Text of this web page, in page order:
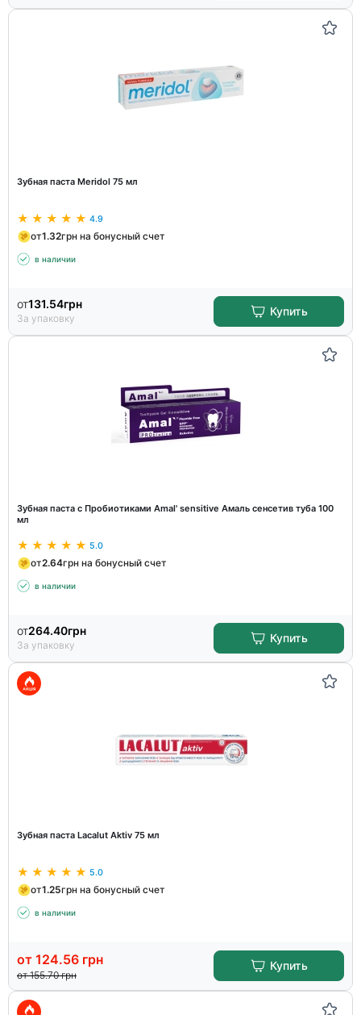
Зубная паста Meridol 75 мл
4.9
от1.32грн на бонусный счет
в наличии
от131.54грн
За упаковку
Купить
Зубная паста с Пробиотиками Amal' sensitive Амаль сенсетив туба 100
мл
5.0
от2.64грн на бонусный счет
в наличии
от264.40грн
За упаковку
Купить
Зубная паста Lacalut Aktiv 75 мл
5.0
от1.25грн на бонусный счет
в наличии
от 124.56 грн
от 155.70грн
Купить